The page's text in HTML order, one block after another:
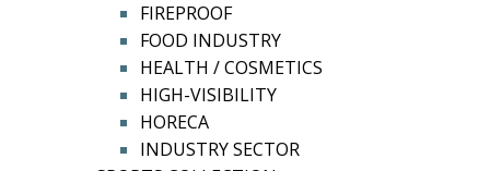
FIREPROOF
FOOD INDUSTRY
HEALTH / COSMETICS
HIGH-VISIBILITY
HORECA
INDUSTRY SECTOR